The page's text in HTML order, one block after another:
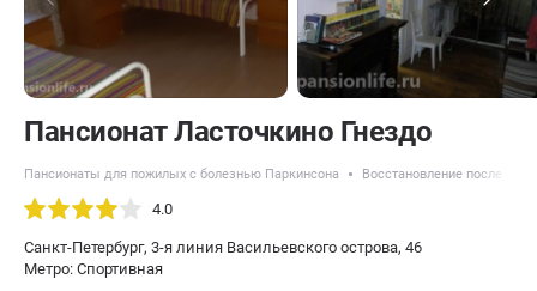
Пансионат Ласточкино Гнездо
Пансионаты для пожилых с болезнью Паркинсона Восстановление после
4.0
Санкт-Петербург, 3-я линия Васильевского острова, 46
Метро: Спортивная